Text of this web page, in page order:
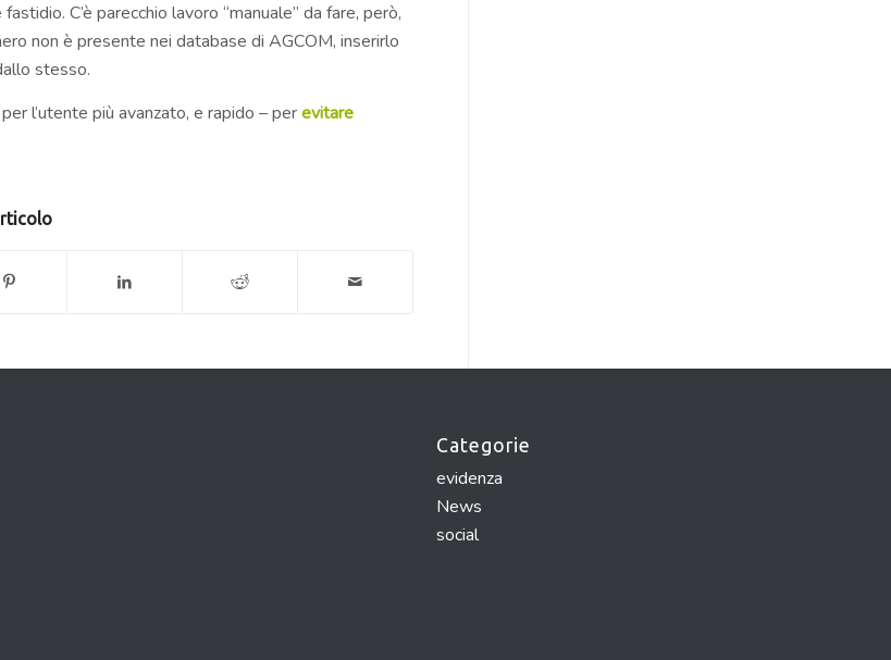
C’è parecchio lavoro “manuale” da fare, però,
non è presente nei database di AGCOM, inserirlo
stesso.
l’utente più avanzato, e rapido – perevitare
Categorie
evidenza
News
social